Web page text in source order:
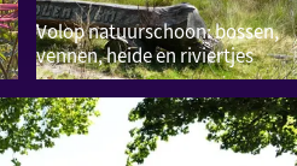
Waalre
Volop natuurschoon: bossen,
vennen, heide en riviertjes